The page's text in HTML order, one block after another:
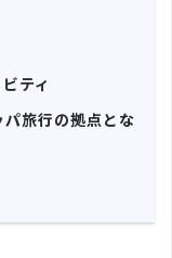
ティ
旅行の拠点とな